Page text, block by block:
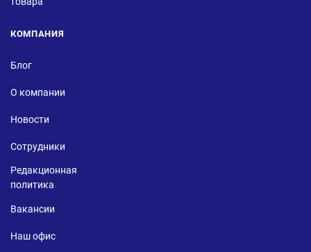
КОМПАНИЯ
Блог
О компании
Новости
Сотрудники
Редакционная
политика
Вакансии
Наш офис